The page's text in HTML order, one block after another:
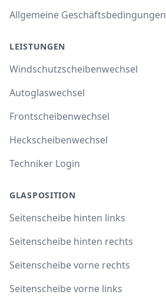
Allgemeine Geschäftsbedingungen
LEISTUNGEN
Windschutzscheibenwechsel
Autoglaswechsel
Frontscheibenwechsel
Heckscheibenwechsel
Techniker Login
GLASPOSITION
Seitenscheibe hinten links
Seitenscheibe hinten rechts
Seitenscheibe vorne rechts
Seitenscheibe vorne links